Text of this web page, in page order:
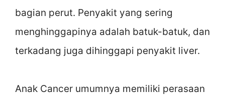
bagian perut. Penyakit yang sering
menghinggapinya adalah batuk-batuk, dan
terkadang juga dihinggapi penyakit liver.
Anak Cancer umumnya memiliki perasaan